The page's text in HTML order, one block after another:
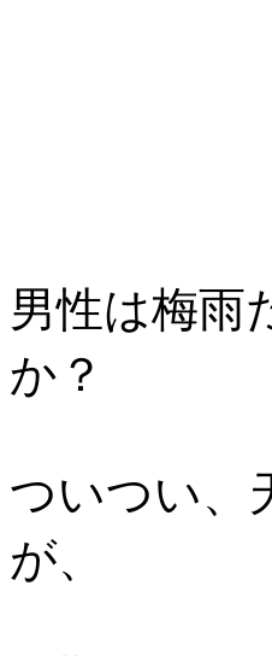
男性は梅雨
か？
ついつい、
が、